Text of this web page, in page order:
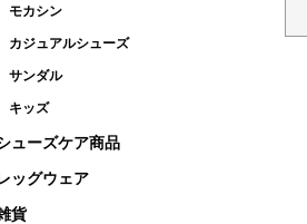
モカシン
カジュアルシューズ
サンダル
キッズ
ューズケア商品
ッグウェア
貨